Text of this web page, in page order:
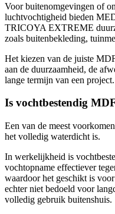
Voor buitenomgevingen of
luchtvochtigheid bieden
TRICOYA EXTREME
zoals buitenbekleding,
Het kiezen van de juiste
aan de duurzaamheid, de
lange termijn van een project.
Is vochtbestendig
Een van de meest
het volledig waterdicht is.
In werkelijkheid is
vochtopname effectiever
waardoor het geschikt is
echter niet bedoeld voor
volledig gebruik buitenshuis.